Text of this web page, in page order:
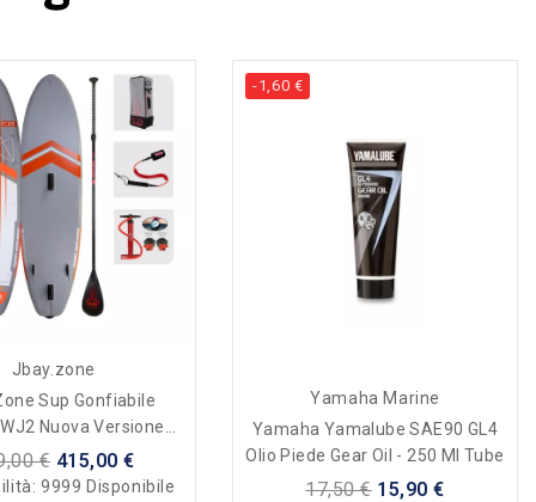
Jbay.zone
Sup Gonfiabile
Nuova Versione
2026
€ 415,00 €
9999 Disponibile
-1,60 €
Yamaha Marine
Yamaha Yamalube SAE90 GL4
Olio Piede Gear Oil - 250 Ml Tube
17,50 € 15,90 €